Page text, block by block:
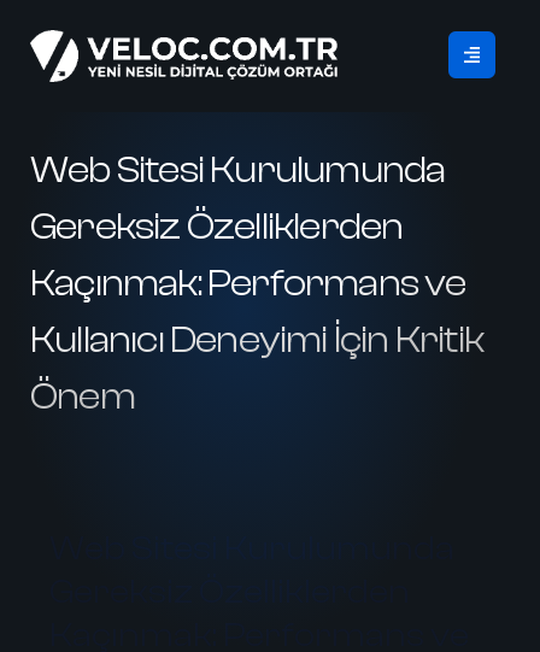
Web Sitesi Kurulumunda
Gereksiz Özelliklerden
Kaçınmak: Performans ve
Kullanıcı Deneyimi İçin Kritik
Önem